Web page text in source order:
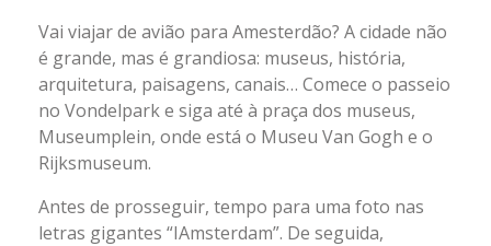
Vai viajar de avião para Amesterdão? A cidade não
é grande, mas é grandiosa: museus, história,
arquitetura, paisagens, canais… Comece o passeio
no Vondelpark e siga até à praça dos museus,
Museumplein, onde está o Museu Van Gogh e o
Rijksmuseum.
Antes de prosseguir, tempo para uma foto nas
letras gigantes “IAmsterdam”. De seguida,